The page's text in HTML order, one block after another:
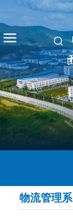
物流管理系